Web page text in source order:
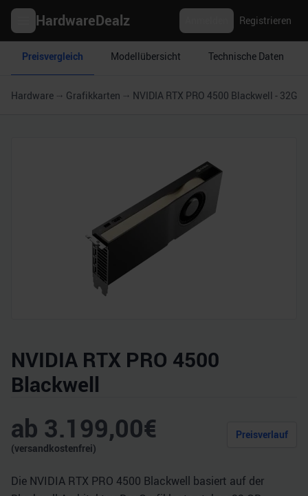
HardwareDealz Registrieren
Preisvergleich Modellübersicht Technische Daten
Hardware Grafikkarten NVIDIA RTX PRO 4500 Blackwell - 32GB
NVIDIA RTX PRO 4500
Blackwell
ab 3.199,00€
(versandkostenfrei)
Preisverlauf
Die NVIDIA RTX PRO 4500 Blackwell basiert auf der